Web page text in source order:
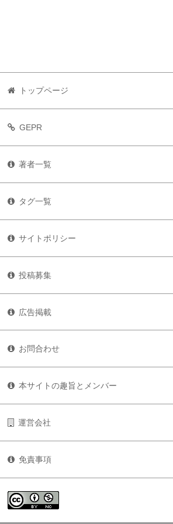
トップページ
GEPR
著者一覧
タグ一覧
サイトポリシー
投稿募集
広告掲載
お問合わせ
本サイトの趣旨とメンバー
運営会社
免責事項